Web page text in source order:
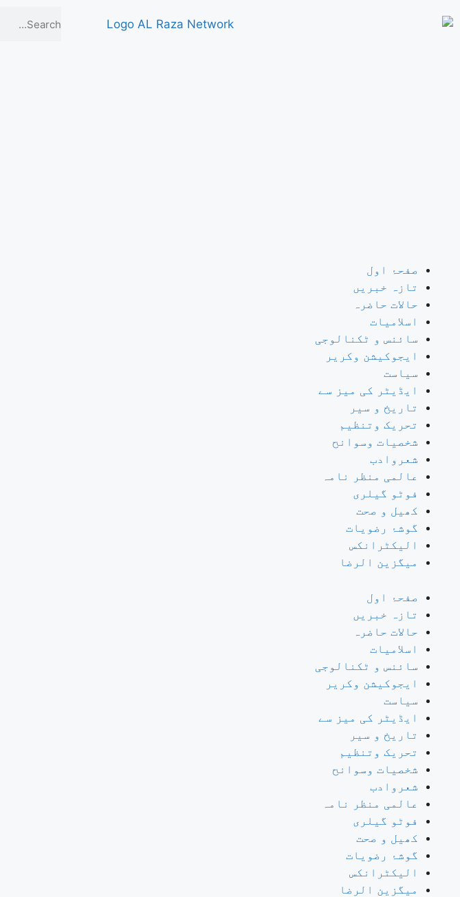
صفحۂ اول
تازہ خبریں
حالات حاضرہ
اسلامیات
سائنس و ٹکنالوجی
ایجوکیشن وکریر
سیاست
ایڈیٹر کی میز سے
تاریخ و سیر
تحریک وتنظیم
شخصیات وسوانح
شعروادب
عالمی منظر نامہ
فوٹو گیلری
کھیل و صحت
گوشۂ رضویات
الیکٹرانکس
میگزین الرضا
صفحۂ اول
تازہ خبریں
حالات حاضرہ
اسلامیات
سائنس و ٹکنالوجی
ایجوکیشن وکریر
سیاست
ایڈیٹر کی میز سے
تاریخ و سیر
تحریک وتنظیم
شخصیات وسوانح
شعروادب
عالمی منظر نامہ
فوٹو گیلری
کھیل و صحت
گوشۂ رضویات
الیکٹرانکس
میگزین الرضا